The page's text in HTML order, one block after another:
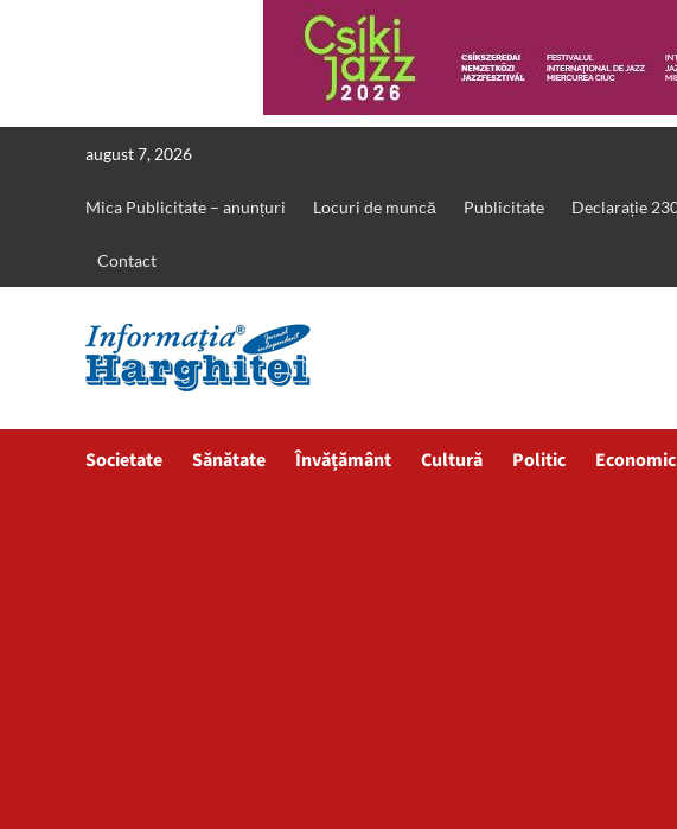
august 7, 2026
Mica Publicitate – anunțuri Locuri de muncă Publicitate Declarație
Contact
Societate Sănătate Învățământ Cultură Politic Economic